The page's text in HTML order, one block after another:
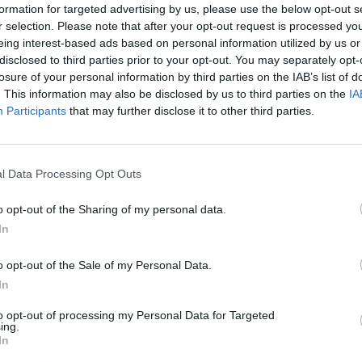
for targeted advertising by us, please use the below opt-out
selection. Please note that after your opt-out request is processed
interest-based ads based on personal information utilized by us
to third parties prior to your opt-out. You may separately
of your personal information by third parties on the IAB’s list of
This information may also be disclosed by us to third parties on the
Participants that may further disclose it to other third parties.
Data Processing Opt Outs
opt-out of the Sharing of my personal data.
opt-out of the Sale of my Personal Data.
opt-out of processing my Personal Data for Targeted